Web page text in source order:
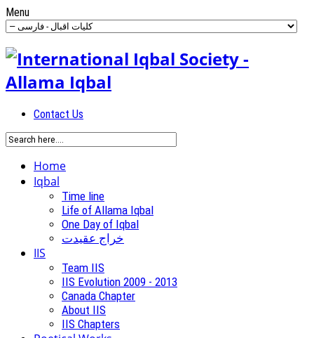
Menu
Contact Us
Home
Iqbal
Time line
Life of Allama Iqbal
One Day of Iqbal
خراج عقیدت
IIS
Team IIS
IIS Evolution 2009 - 2013
Canada Chapter
About IIS
IIS Chapters